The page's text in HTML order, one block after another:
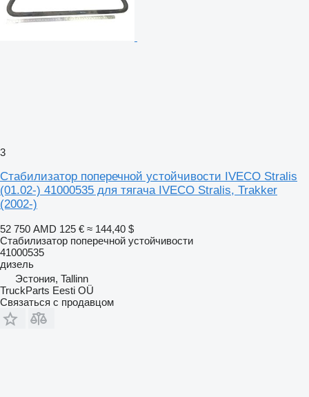
3
Стабилизатор поперечной устойчивости IVECO Stralis
(01.02-) 41000535 для тягача IVECO Stralis, Trakker
(2002-)
52 750 AMD 125 € ≈ 144,40 $
Стабилизатор поперечной устойчивости
41000535
дизель
Эстония, Tallinn
TruckParts Eesti OÜ
Связаться с продавцом